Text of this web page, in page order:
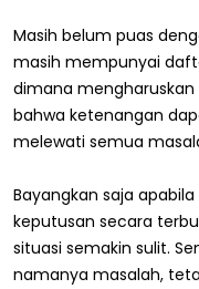
Masih belum puas
masih mempunyai
dimana
bahwa ketenangan
melewati semua
Bayangkan saja
keputusan secara
situasi semakin sulit.
namanya masalah,